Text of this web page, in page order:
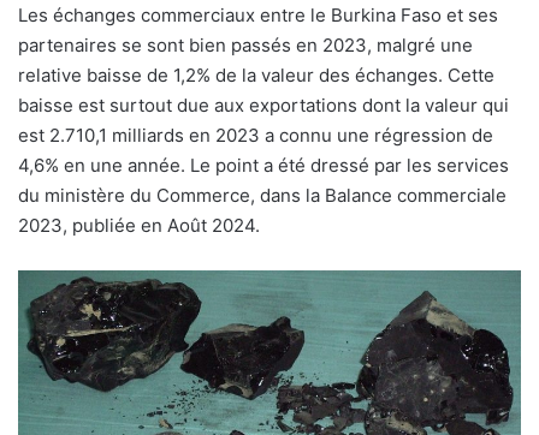
Les échanges commerciaux entre le Burkina Faso et ses
partenaires se sont bien passés en 2023, malgré une
relative baisse de 1,2% de la valeur des échanges. Cette
baisse est surtout due aux exportations dont la valeur qui
est 2.710,1 milliards en 2023 a connu une régression de
4,6% en une année. Le point a été dressé par les services
du ministère du Commerce, dans la Balance commerciale
2023, publiée en Août 2024.